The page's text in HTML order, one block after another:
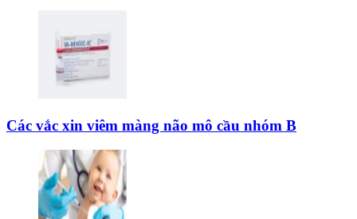
Các vắc xin viêm màng não mô cầu nhóm B